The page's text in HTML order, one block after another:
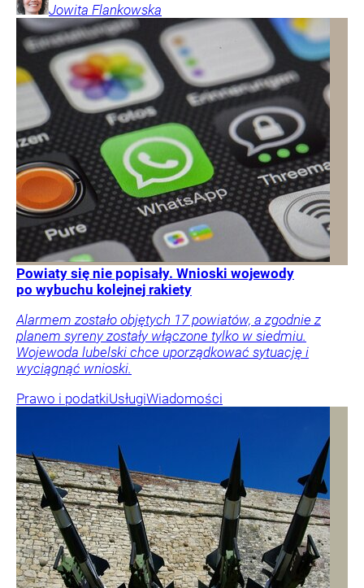
Jowita Flankowska
Powiaty się nie popisały. Wnioski wojewody
po wybuchu kolejnej rakiety
Alarmem zostało objętych 17 powiatów, a zgodnie z
planem syreny zostały włączone tylko w siedmiu.
Wojewoda lubelski chce uporządkować sytuację i
wyciągnąć wnioski.
Prawo i podatkiUsługiWiadomości